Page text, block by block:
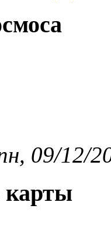
09/12/
карты